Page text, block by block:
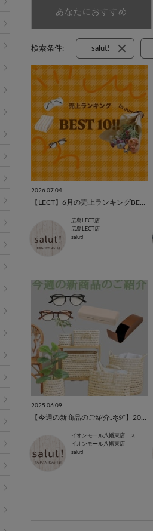
あなたにおすすめ
検索条件: salut!
2026.07.04
広島LECT店
広島LECT店
salut!
2025.06.09
イオンモール八幡東店
salut!